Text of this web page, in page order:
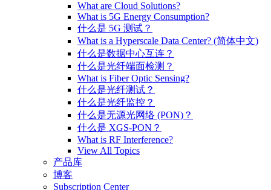
What are Cloud Solutions?
What is 5G Energy Consumption?
什么是 5G 测试？
What is a Hyperscale Data Center? (简体中文)
什么是数据中心互连？
什么是光纤端面检测？
What is Fiber Optic Sensing?
什么是光纤测试？
什么是光纤监控？
什么是无源光网络 (PON)？
什么是 XGS-PON？
What is RF Interference?
View All Topics
产品库
博客
Subscription Center